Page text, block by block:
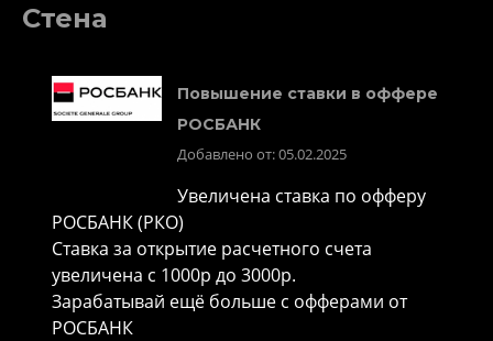
Стена
Повышение ставки в оффере
РОСБАНК
Добавлено от: 05.02.2025
Увеличена ставка по офферу
РОСБАНК (РКО)
Ставка за открытие расчетного счета
увеличена с 1000р до 3000р.
Зарабатывай ещё больше с офферами от
РОСБАНК